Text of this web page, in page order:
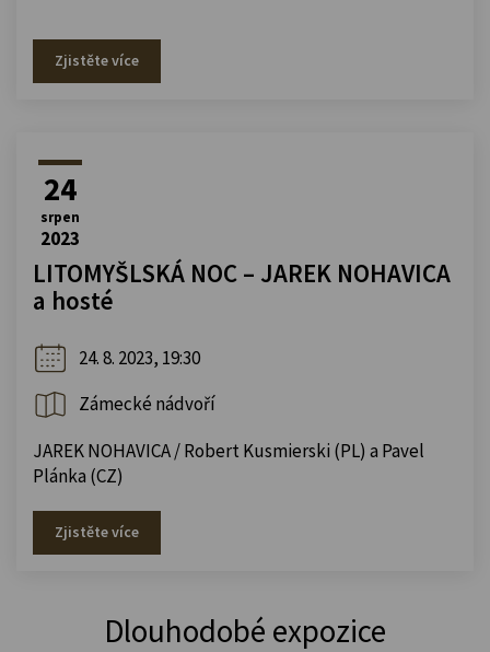
Zjistěte více
24
srpen
2023
LITOMYŠLSKÁ NOC – JAREK NOHAVICA
a hosté
24. 8. 2023, 19:30
Zámecké nádvoří
JAREK NOHAVICA / Robert Kusmierski (PL) a Pavel
Plánka (CZ)
Zjistěte více
Dlouhodobé expozice